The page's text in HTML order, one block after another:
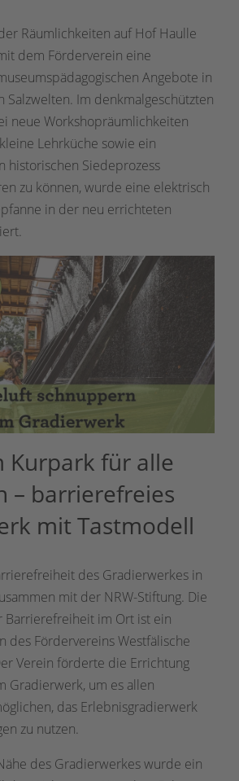
Räumlichkeiten auf Hof Haulle
dem Förderverein eine
Angebote in
Salzwelten. Im denkmalgeschützten
neue Workshopräumlichkeiten
Lehrküche sowie ein
historischen Siedeprozess
zu können, wurde eine elektrisch
in der neu errichteten
Kurpark für alle
– barrierefreies
mit Tastmodell
des Gradierwerkes in
mit der NRW-Stiftung. Die
Barrierefreiheit im Ort ist ein
des Fördervereins Westfälische
Verein förderte die Errichtung
Gradierwerk, um es allen
das Erlebnisgradierwerk
zu nutzen.
des Gradierwerkes wurde ein